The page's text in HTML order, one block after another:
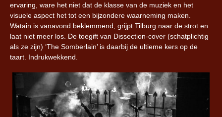
ervaring, ware het niet dat de klasse van de muziek en het
visuele aspect het tot een bijzondere waarneming maken.
Watain is vanavond beklemmend, grijpt Tilburg naar de strot en
laat niet meer los. De toegift van Dissection-cover (schatplichtig
als ze zijn) ‘The Somberlain’ is daarbij de ultieme kers op de
taart. Indrukwekkend.